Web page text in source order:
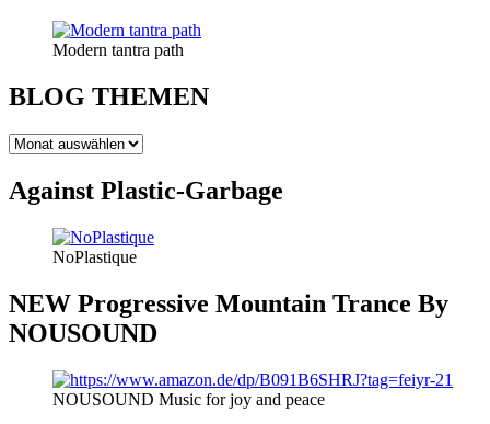
Modern tantra path
BLOG THEMEN
BLOG
Against Plastic-Garbage
NoPlastique
NEW Progressive Mountain Trance By
NOUSOUND
NOUSOUND Music for joy and peace